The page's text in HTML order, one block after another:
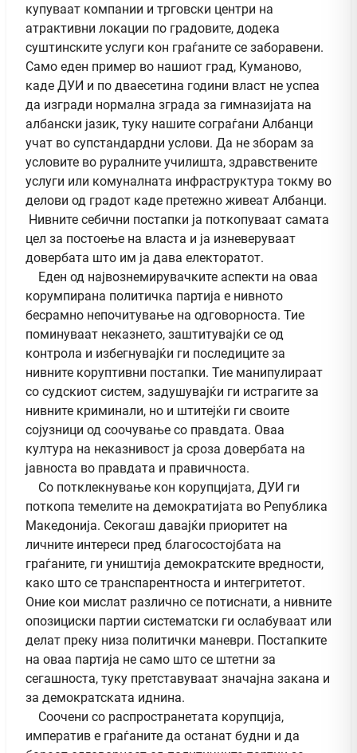
купуваат компании и трговски центри на
атрактивни локации по градовите, додека
суштинските услуги кон граѓаните се заборавени.
Само еден пример во нашиот град, Куманово,
каде ДУИ и по дваесетина години власт не успеа
да изгради нормална зграда за гимназијата на
албански јазик, туку нашите сограѓани Албанци
учат во супстандардни услови. Да не зборам за
условите во руралните училишта, здравствените
услуги или комуналната инфраструктура токму во
делови од градот каде претежно живеат Албанци.
Нивните себични постапки ја поткопуваат самата
цел за постоење на власта и ја изневеруваат
довербата што им ја дава електоратот.
Еден од највознемирувачките аспекти на оваа
корумпирана политичка партија е нивното
бесрамно непочитување на одговорноста. Тие
поминуваат неказнето, заштитувајќи се од
контрола и избегнувајќи ги последиците за
нивните коруптивни постапки. Тие манипулираат
со судскиот систем, задушувајќи ги истрагите за
нивните криминали, но и штитејќи ги своите
сојузници од соочување со правдата. Оваа
култура на неказнивост ја сроза довербата на
јавноста во правдата и правичноста.
Со потклекнување кон корупцијата, ДУИ ги
поткопа темелите на демократијата во Република
Македонија. Секогаш давајќи приоритет на
личните интереси пред благосостојбата на
граѓаните, ги уништија демократските вредности,
како што се транспарентноста и интегритетот.
Оние кои мислат различно се потиснати, а нивните
опозициски партии систематски ги ослабуваат или
делат преку низа политички маневри. Постапките
на оваа партија не само што се штетни за
сегашноста, туку претставуваат значајна закана и
за демократската иднина.
Соочени со распространетата корупција,
императив е граѓаните да останат будни и да